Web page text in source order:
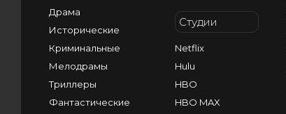
Драма
Исторические
Криминальные
Мелодрамы
Триллеры
Фантастические
Студии
Netflix
Hulu
HBO
HBO MAX